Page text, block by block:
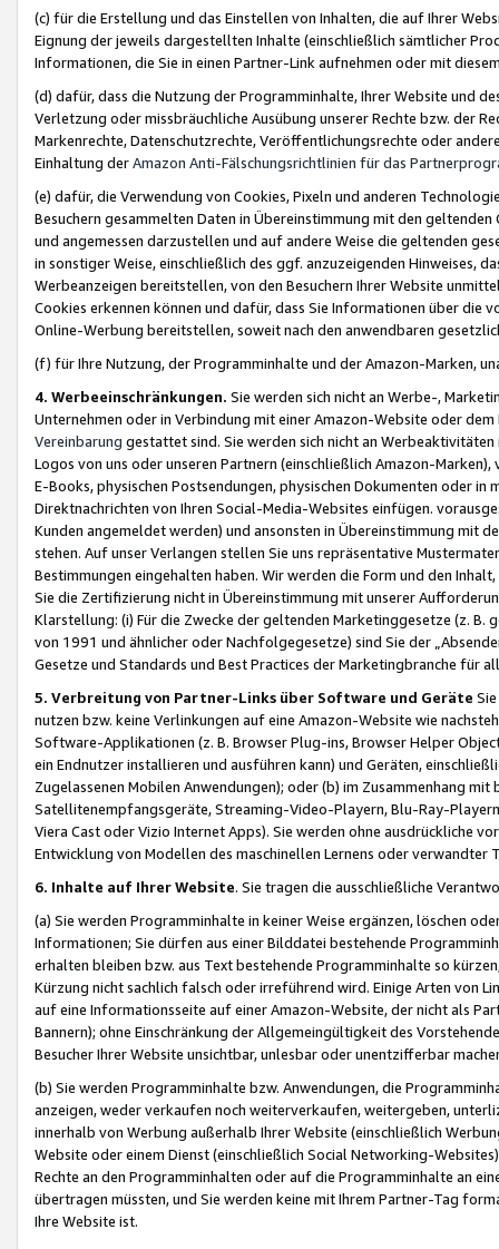
(c) für die Erstellung und das Einstellen von Inhalten, die auf Ihrer
Eignung der jeweils dargestellten Inhalte (einschließlich sämtlicher
Informationen, die Sie in einen Partner-Link aufnehmen oder mit
(d) dafür, dass die Nutzung der Programminhalte, Ihrer Website und
Verletzung oder missbräuchliche Ausübung unserer Rechte bzw. der
Markenrechte, Datenschutzrechte, Veröffentlichungsrechte oder
Einhaltung derAmazon Anti-Fälschungsrichtlinien für das
(e) dafür, die Verwendung von Cookies, Pixeln und anderen
Besuchern gesammelten Daten in Übereinstimmung mit den
und angemessen darzustellen und auf andere Weise die geltenden
in sonstiger Weise, einschließlich des ggf. anzuzeigenden Hinweises,
Werbeanzeigen bereitstellen, von den Besuchern Ihrer Website
Cookies erkennen können und dafür, dass Sie Informationen über die
Online-Werbung bereitstellen, soweit nach den anwendbaren
(f) für Ihre Nutzung, der Programminhalte und der Amazon-Marken,
4. Werbeeinschränkungen. Sie werden sich nicht an Werbe-,
Unternehmen oder in Verbindung mit einer Amazon-Website oder
Vereinbarung gestattet sind. Sie werden sich nicht an
Logos von uns oder unseren Partnern (einschließlich Amazon-
E-Books, physischen Postsendungen, physischen Dokumenten oder in
Direktnachrichten von Ihren Social-Media-Websites einfügen.
Kunden angemeldet werden) und ansonsten in Übereinstimmung mit
stehen. Auf unser Verlangen stellen Sie uns repräsentative
Bestimmungen eingehalten haben. Wir werden die Form und den
Sie die Zertifizierung nicht in Übereinstimmung mit unserer
Klarstellung: (i) Für die Zwecke der geltenden Marketinggesetze (z. B.
von 1991 und ähnlicher oder Nachfolgegesetze) sind Sie der
Gesetze und Standards und Best Practices der Marketingbranche für
5. Verbreitung von Partner-Links über Software und Geräte
nutzen bzw. keine Verlinkungen auf eine Amazon-Website wie
Software-Applikationen (z. B. Browser Plug-ins, Browser Helper
ein Endnutzer installieren und ausführen kann) und Geräten,
Zugelassenen Mobilen Anwendungen); oder (b) im Zusammenhang
Satellitenempfangsgeräte, Streaming-Video-Playern, Blu-Ray-
Viera Cast oder Vizio Internet Apps). Sie werden ohne ausdrückliche
Entwicklung von Modellen des maschinellen Lernens oder
6. Inhalte auf Ihrer Website. Sie tragen die ausschließliche
(a) Sie werden Programminhalte in keiner Weise ergänzen, löschen
Informationen; Sie dürfen aus einer Bilddatei bestehende
erhalten bleiben bzw. aus Text bestehende Programminhalte so
Kürzung nicht sachlich falsch oder irreführend wird. Einige Arten von
auf eine Informationsseite auf einer Amazon-Website, der nicht als
Bannern); ohne Einschränkung der Allgemeingültigkeit des
Besucher Ihrer Website unsichtbar, unlesbar oder unentzifferbar
(b) Sie werden Programminhalte bzw. Anwendungen, die
anzeigen, weder verkaufen noch weiterverkaufen, weitergeben,
innerhalb von Werbung außerhalb Ihrer Website (einschließlich
Website oder einem Dienst (einschließlich Social Networking-
Rechte an den Programminhalten oder auf die Programminhalte an
übertragen müssten, und Sie werden keine mit Ihrem Partner-Tag
Ihre Website ist.